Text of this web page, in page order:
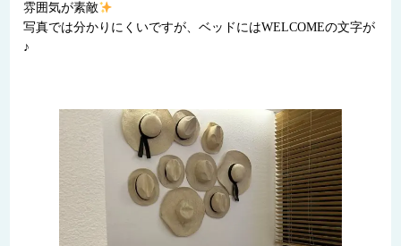
雰囲気が素敵
写真では分かりにくいですが、ベッドにはWELCOMEの文字が
♪